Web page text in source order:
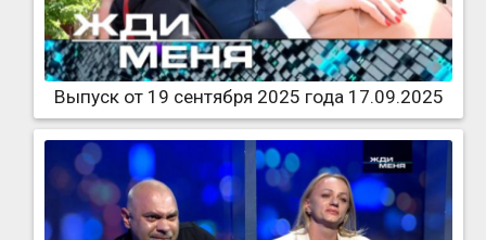
Выпуск от 19 сентября 2025 года 17.09.2025